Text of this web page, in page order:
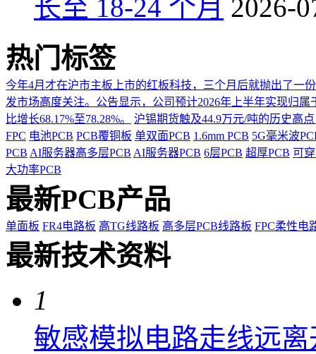
长至 18-24 个月 2026-
热门标签
今年4月才在沪市主板上市的红板科技，三个月后就抛出了一
发市场高度关注。公告显示，公司预计2026年上半年实现归
比增长68.17%至78.28%。
沪锡期货触及44.9万元/吨的历史高
FPC 电池PCB PCB覆铜板 单双面PCB 1.6mm PCB 5G毫米波
PCB AI服务器高多层PCB AI服务器PCB 6层PCB 超厚PCB 可
大功率PCB
最新PCB产品
单面板 FR4电路板 高TG线路板 高多层PCB线路板 FPC柔性电
最新技术资料
1
敏感模拟电路走线远